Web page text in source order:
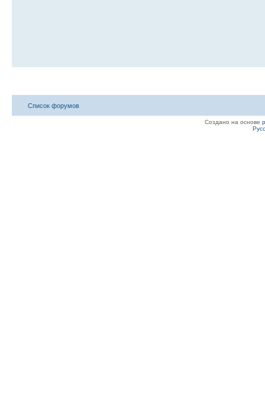
Список форумов
Создано на основе